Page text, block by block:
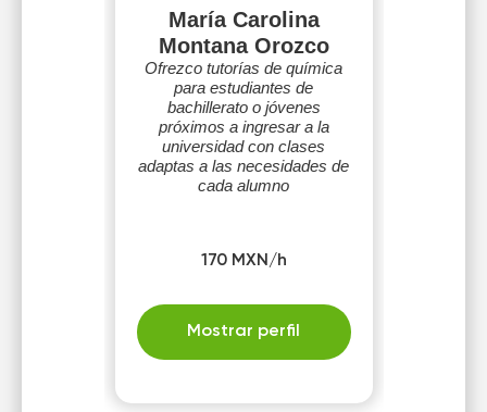
María Carolina
Montana Orozco
Ofrezco tutorías de química
para estudiantes de
bachillerato o jóvenes
próximos a ingresar a la
universidad con clases
adaptas a las necesidades de
cada alumno
170 MXN/h
Mostrar perfil